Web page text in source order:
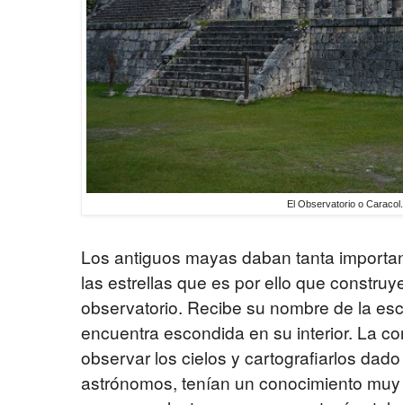
El Observatorio o
Los antiguos mayas daban tanta
las estrellas que es por ello que
observatorio. Recibe su nombre de la
encuentra escondida en su interior. La
observar los cielos y cartografiarlos
astrónomos, tenían un conocimiento